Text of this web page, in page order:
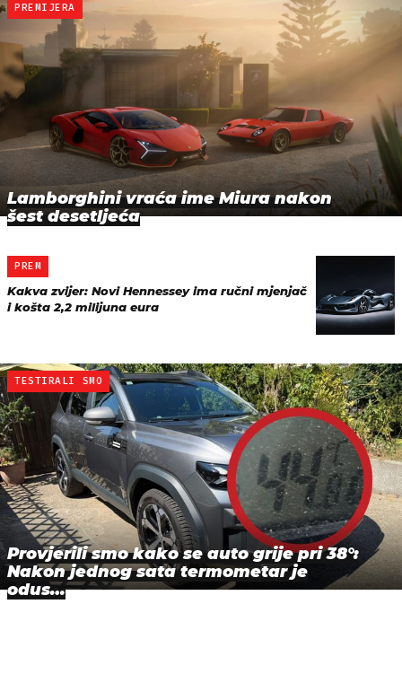
PREMIJERA
Lamborghini vraća ime Miura nakon
šest desetljeća
PREM
Kakva zvijer: Novi Hennessey ima ručni mjenjač
i košta 2,2 milijuna eura
TESTIRALI SMO
Provjerili smo kako se auto grije pri 38°:
Nakon jednog sata termometar je
odus…